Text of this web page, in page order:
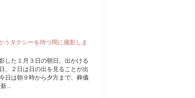
うタクシーを待つ間に撮影しま
した１月３日の朝日。出かける
、２日は日の出を見ることが出
日は朝９時から夕方まで、葬儀
...